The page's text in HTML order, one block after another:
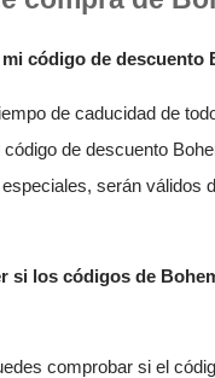
código de descuento
de caducidad de
de descuento
serán válidos
si los códigos de
comprobar si el